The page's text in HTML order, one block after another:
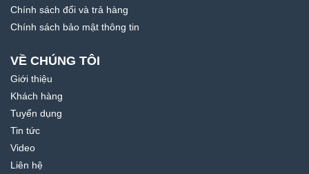
Chính sách đổi và trả hàng
Chính sách bảo mật thông tin
VỀ CHÚNG TÔI
Giới thiệu
Khách hàng
Tuyển dụng
Tin tức
Video
Liên hệ